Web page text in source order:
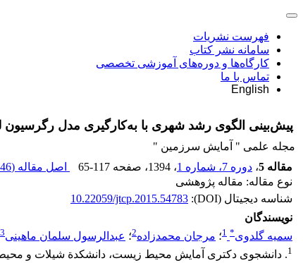
فهرست نشریات
سامانه نشر کتاب
کارگاه‌ها و دوره‌های آموزشی تخصصی
تماس با ما
English
پیش‌بینی الگوی رشد شهری با به‌کارگیری مدل
مجله علمی " آمایش سرزمین "
مقاله 5
، دوره 7، شماره 1 ، 1394 ، صفحه 65-117 اصل مقاله (K
نوع مقاله: مقاله پژوهشی
شناسه دیجیتال (DOI):
10.22059/jtcp.2015.54783
نویسندگان
سمیه گلدوی*
1؛ مرجان محمدزاده2؛ عبدالرسول سلمان ماهینی3
1. دانشجوی دکتری آمایش محیط زیست، دانشکدة شیلات و